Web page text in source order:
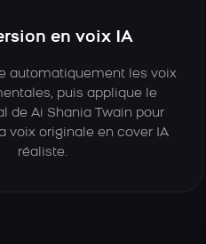
en voix IA
automatiquement les voix
puis applique le
de Ai Shania Twain pour
voix originale en cover IA
réaliste.